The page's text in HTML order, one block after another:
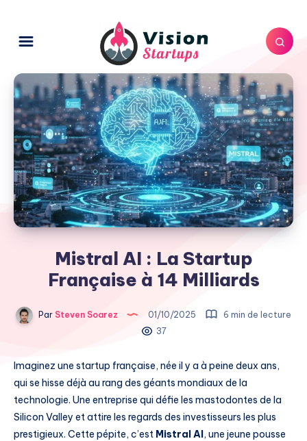
Mistral AI : La Startup
Française à 14 Milliards
Par Steven Soarez 01/10/2025
6 min de lecture
37
Imaginez une startup française, née il y a à peine deux ans,
qui se hisse déjà au rang des géants mondiaux de la
technologie. Une entreprise qui défie les mastodontes de la
Silicon Valley et attire les regards des investisseurs les plus
prestigieux. Cette pépite, c’est Mistral AI, une jeune pousse